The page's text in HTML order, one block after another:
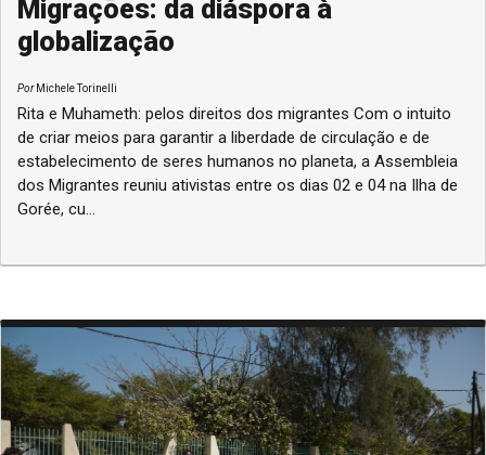
Migrações: da diáspora à
globalização
PorMichele Torinelli
Rita e Muhameth: pelos direitos dos migrantes Com o intuito
de criar meios para garantir a liberdade de circulação e de
estabelecimento de seres humanos no planeta, a Assembleia
dos Migrantes reuniu ativistas entre os dias 02 e 04 na Ilha de
Gorée, cu...